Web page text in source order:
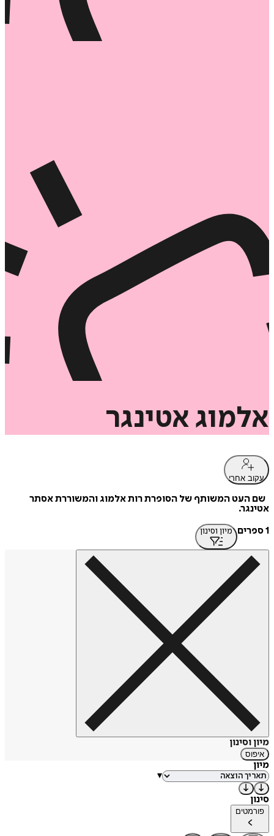
אלמוג אטינגר
עקוב אחרי
שם העט המשותף של הסופרת רות אלמוג והמשוררת אסתר
אטינגר.
1 ספרים
מיון וסינון
מיון וסינון
איפוס
מיון
▾
סינון
פורמטים